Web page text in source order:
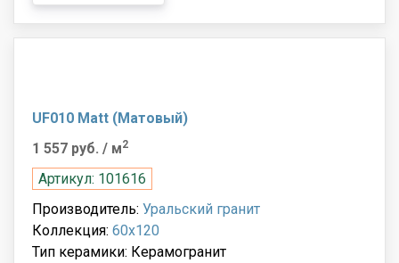
UF010 Matt (Матовый)
1 557 руб. / м2
Артикул: 101616
Производитель: Уральский гранит
Коллекция: 60x120
Тип керамики: Керамогранит